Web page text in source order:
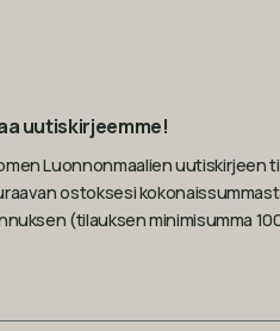
uutiskirjeemme!
Luonnonmaalien uutiskirjeen
ostoksesi
(tilauksen minimisumma